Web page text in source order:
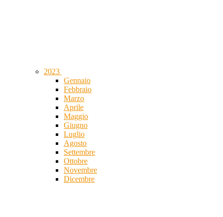
2023
Gennaio
Febbraio
Marzo
Aprile
Maggio
Giugno
Luglio
Agosto
Settembre
Ottobre
Novembre
Dicembre